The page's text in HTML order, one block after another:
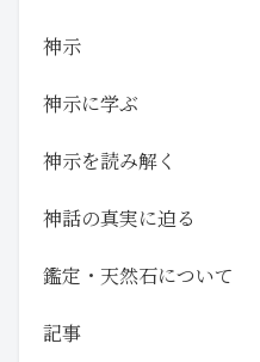
神示
神示に学ぶ
神示を読み解く
神話の真実に迫る
鑑定・天然石について
記事